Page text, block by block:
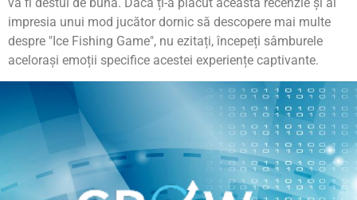
impresia unui mod jucător dornic să descopere mai multe
despre "Ice Fishing Game", nu ezitați, începeți sâmburele
acelorași emoții specifice acestei experiențe captivante.